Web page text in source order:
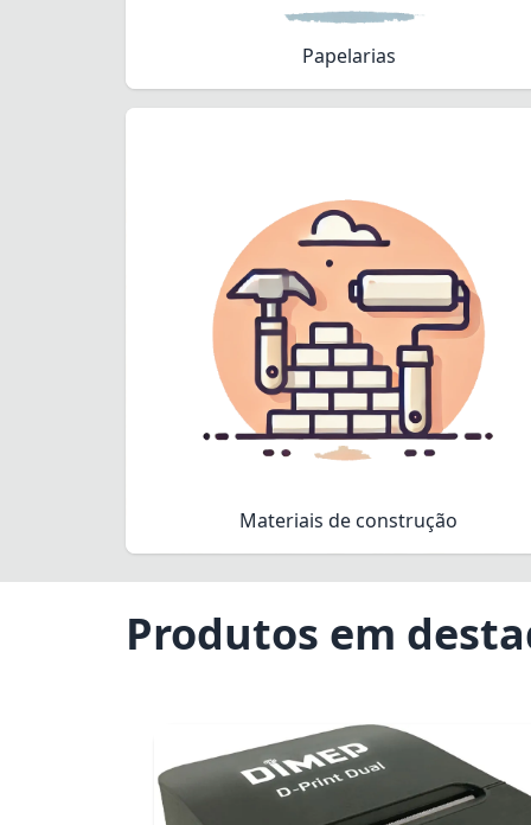
Papelarias
Materiais de construção
Produtos em